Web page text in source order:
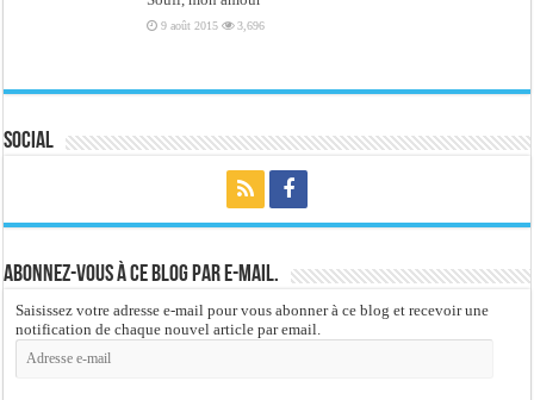
9 août 2015 3,696
Social
Abonnez-vous à ce blog par e-mail.
Saisissez votre adresse e-mail pour vous abonner à ce blog et recevoir une
notification de chaque nouvel article par email.
Adresse
e-